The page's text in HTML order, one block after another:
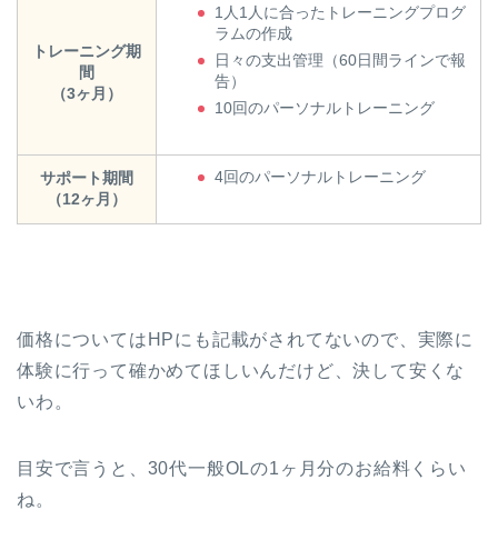
トレーニング期
間
（3ヶ月）
1人1人に合ったトレーニングプログ
ラムの作成
日々の支出管理（60日間ラインで報
告）
10回のパーソナルトレーニング
サポート期間
（12ヶ月）
4回のパーソナルトレーニング
価格についてはHPにも記載がされてないので、実際に
体験に行って確かめてほしいんだけど、決して安くな
いわ。
目安で言うと、30代一般OLの1ヶ月分のお給料くらい
ね。